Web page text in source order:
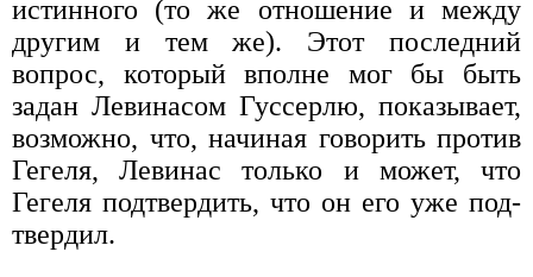
истинного (то же отношение и между
другим и тем же). Этот после­дний
вопрос, который вполне мог бы быть
задан Левинасом Гуссер­лю, показывает,
возможно, что, начиная говорить против
Гегеля, Ле­винас только и может, что
Гегеля подтвердить, что он его уже под­
твердил.